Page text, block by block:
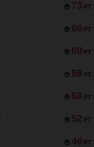
73 PT
66 PT
60 PT
59 PT
58 PT
52 PT
46 PT